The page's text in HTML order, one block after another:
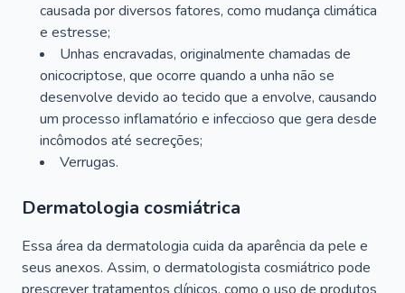
causada por diversos fatores, como mudança climática
e estresse;
Unhas encravadas, originalmente chamadas de
onicocriptose, que ocorre quando a unha não se
desenvolve devido ao tecido que a envolve, causando
um processo inflamatório e infeccioso que gera desde
incômodos até secreções;
Verrugas.
Dermatologia cosmiátrica
Essa área da dermatologia cuida da aparência da pele e
seus anexos. Assim, o dermatologista cosmiátrico pode